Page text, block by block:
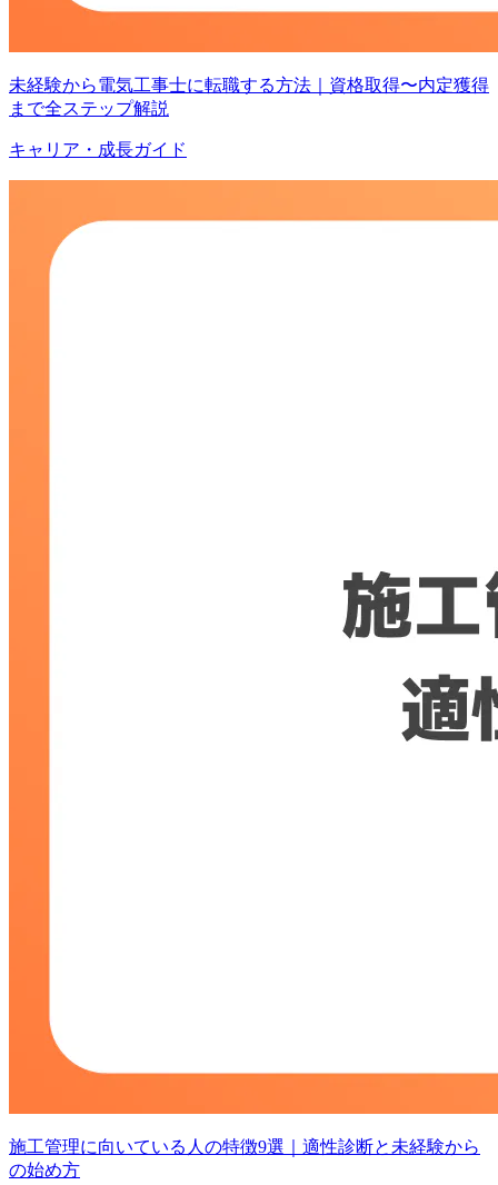
未経験から電気工事士に転職する方法｜資格取得〜内定獲得
まで全ステップ解説
キャリア・成長ガイド
施工管理に向いている人の特徴9選｜適性診断と未経験から
の始め方